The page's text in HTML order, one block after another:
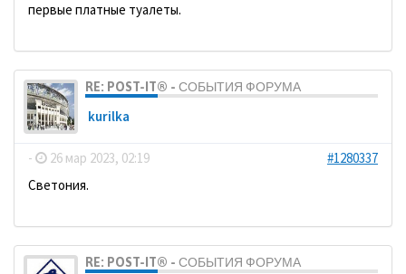
первые платные туалеты.
RE: POST-IT® - СОБЫТИЯ ФОРУМА
kurilka
- 26 мар 2023, 02:19
#1280337
Светония.
RE: POST-IT® - СОБЫТИЯ ФОРУМА